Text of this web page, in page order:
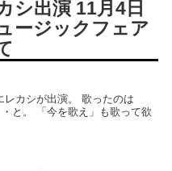
シ出演 11月4日
ージックフェア
レカシが出演。 歌ったのは
と。 「今を歌え」も歌って欲